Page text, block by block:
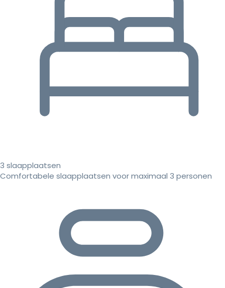
3 slaapplaatsen
Comfortabele slaapplaatsen voor maximaal 3 personen